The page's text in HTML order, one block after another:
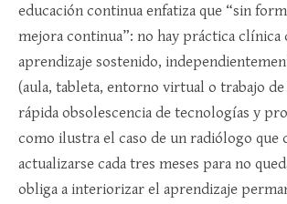
educación continua enfatiza que “sin
mejora continua”: no hay práctica clínica
aprendizaje sostenido,
(aula, tableta, entorno virtual o trabajo de
rápida obsolescencia de tecnologías y
como ilustra el caso de un radiólogo que
actualizarse cada tres meses para no
obliga a interiorizar el aprendizaje